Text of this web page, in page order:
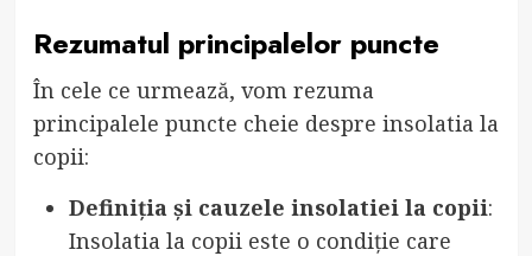
Rezumatul principalelor puncte
În cele ce urmează, vom rezuma
principalele puncte cheie despre insolatia la
copii:
Definiția și cauzele insolatiei la copii:
Insolatia la copii este o condiție care